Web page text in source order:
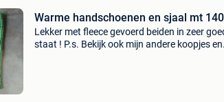
Warme handschoenen en sjaal mt 140
Lekker met fleece gevoerd beiden in zeer
staat ! P.s. Bekijk ook mijn andere koopjes en